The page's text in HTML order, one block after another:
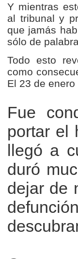
Y mientras
al tribunal y
que jamás
sólo de
Todo esto
como
El 23 de
Fue
portar el
llegó a
duró
dejar de